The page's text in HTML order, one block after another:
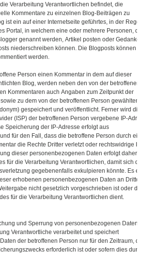
Verarbeitung Verantwortlichen befindet, die
Kommentare zu einzelnen Blog-Beiträgen zu
ist ein auf einer Internetseite geführtes, in der Regel
Portal, in welchem eine oder mehrere Personen,
genannt werden, Artikel posten oder
niederschreiben können. Die Blogposts können
werden.
Person einen Kommentar in dem auf dieser
Blog, werden neben den von der betroffenen
Kommentaren auch Angaben zum Zeitpunkt der
zu dem von der betroffenen Person gewählten
gespeichert und veröffentlicht. Ferner wird
(ISP) der betroffenen Person vergebene IP-
Speicherung der IP-Adresse erfolgt aus
für den Fall, dass die betroffene Person durch
die Rechte Dritter verletzt oder rechtswidrige
dieser personenbezogenen Daten erfolgt daher
für die Verarbeitung Verantwortlichen, damit sich
gegebenenfalls exkulpieren könnte. Es
erhobenen personenbezogenen Daten an Dritte,
nicht gesetzlich vorgeschrieben ist oder
für die Verarbeitung Verantwortlichen dient.
und Sperrung von personenbezogenen Daten
Verantwortliche verarbeitet und speichert
der betroffenen Person nur für den Zeitraum,
erforderlich ist oder sofern dies